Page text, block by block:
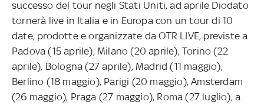
successo del tour negli Stati Uniti, ad aprile Diodato
tornerà live in Italia e in Europa con un tour di 10
date, prodotte e organizzate da OTR LIVE, previste a
Padova (15 aprile), Milano (20 aprile), Torino (22
aprile), Bologna (27 aprile), Madrid (11 maggio),
Berlino (18 maggio), Parigi (20 maggio), Amsterdam
(26 maggio), Praga (27 maggio), Roma (27 luglio), a